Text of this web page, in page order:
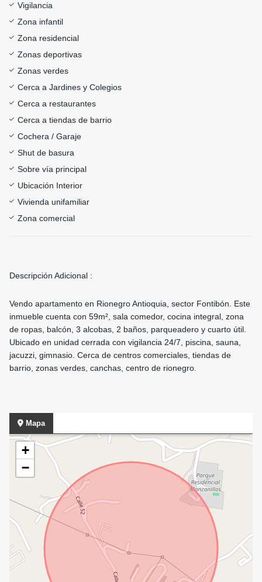
Vigilancia
Zona infantil
Zona residencial
Zonas deportivas
Zonas verdes
Cerca a Jardines y Colegios
Cerca a restaurantes
Cerca a tiendas de barrio
Cochera / Garaje
Shut de basura
Sobre vía principal
Ubicación Interior
Vivienda unifamiliar
Zona comercial
Descripción Adicional :
Vendo apartamento en Rionegro Antioquia, sector Fontibón. Este
inmueble cuenta con 59m², sala comedor, cocina integral, zona
de ropas, balcón, 3 alcobas, 2 baños, parqueadero y cuarto útil.
Ubicado en unidad cerrada con vigilancia 24/7, piscina, sauna,
jacuzzi, gimnasio. Cerca de centros comerciales, tiendas de
barrio, zonas verdes, canchas, centro de rionegro.
Mapa
+
−